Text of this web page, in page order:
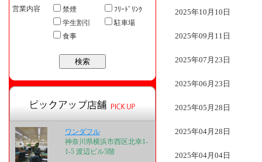
営業内容
禁煙
ﾌﾘｰﾄﾞﾘﾝｸ
学生割引
駐車場
食事
ワンダフル
神奈川県横浜市西区北幸1-
1-5 渡辺ビル5階
2025年10月10日
2025年09月11日
2025年07月23日
2025年06月23日
2025年05月28日
2025年04月28日
2025年04月04日